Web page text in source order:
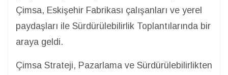
Çimsa, Eskişehir Fabrikası çalışanları ve yerel
paydaşları ile Sürdürülebilirlik Toplantılarında bir
araya geldi.
Çimsa Strateji, Pazarlama ve Sürdürülebilirlikten